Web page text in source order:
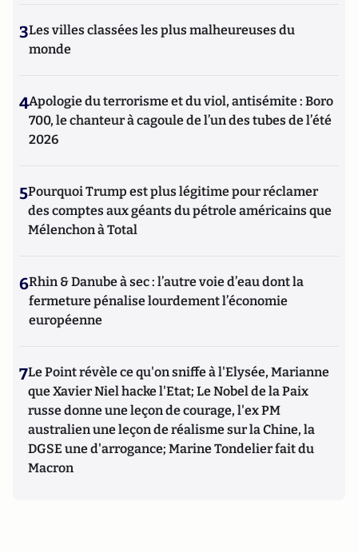
3Les villes classées les plus malheureuses du
monde
4Apologie du terrorisme et du viol, antisémite : Boro
700, le chanteur à cagoule de l’un des tubes de l’été
2026
5Pourquoi Trump est plus légitime pour réclamer
des comptes aux géants du pétrole américains que
Mélenchon à Total
6Rhin & Danube à sec : l’autre voie d’eau dont la
fermeture pénalise lourdement l’économie
européenne
7Le Point révèle ce qu'on sniffe à l'Elysée, Marianne
que Xavier Niel hacke l'Etat; Le Nobel de la Paix
russe donne une leçon de courage, l'ex PM
australien une leçon de réalisme sur la Chine, la
DGSE une d'arrogance; Marine Tondelier fait du
Macron